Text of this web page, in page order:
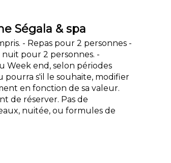
Ségala & spa
- Repas pour 2 personnes -
pour 2 personnes. -
Week end, selon périodes
pourra s'il le souhaite, modifier
en fonction de sa valeur.
de réserver. Pas de
nuitée, ou formules de